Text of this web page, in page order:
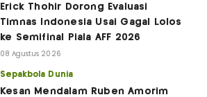
Erick Thohir Dorong Evaluasi
Timnas Indonesia Usai Gagal Lolos
ke Semifinal Piala AFF 2026
08 Agustus 2026
Sepakbola Dunia
Kesan Mendalam Ruben Amorim